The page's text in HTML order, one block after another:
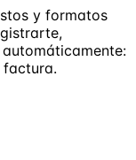
y formatos